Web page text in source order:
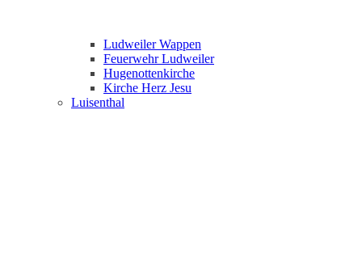
Ludweiler Wappen
Feuerwehr Ludweiler
Hugenottenkirche
Kirche Herz Jesu
Luisenthal